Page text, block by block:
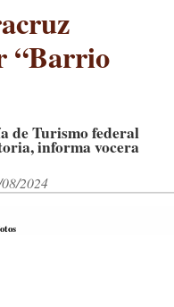
“Barrio
de Turismo federal
informa vocera
2024